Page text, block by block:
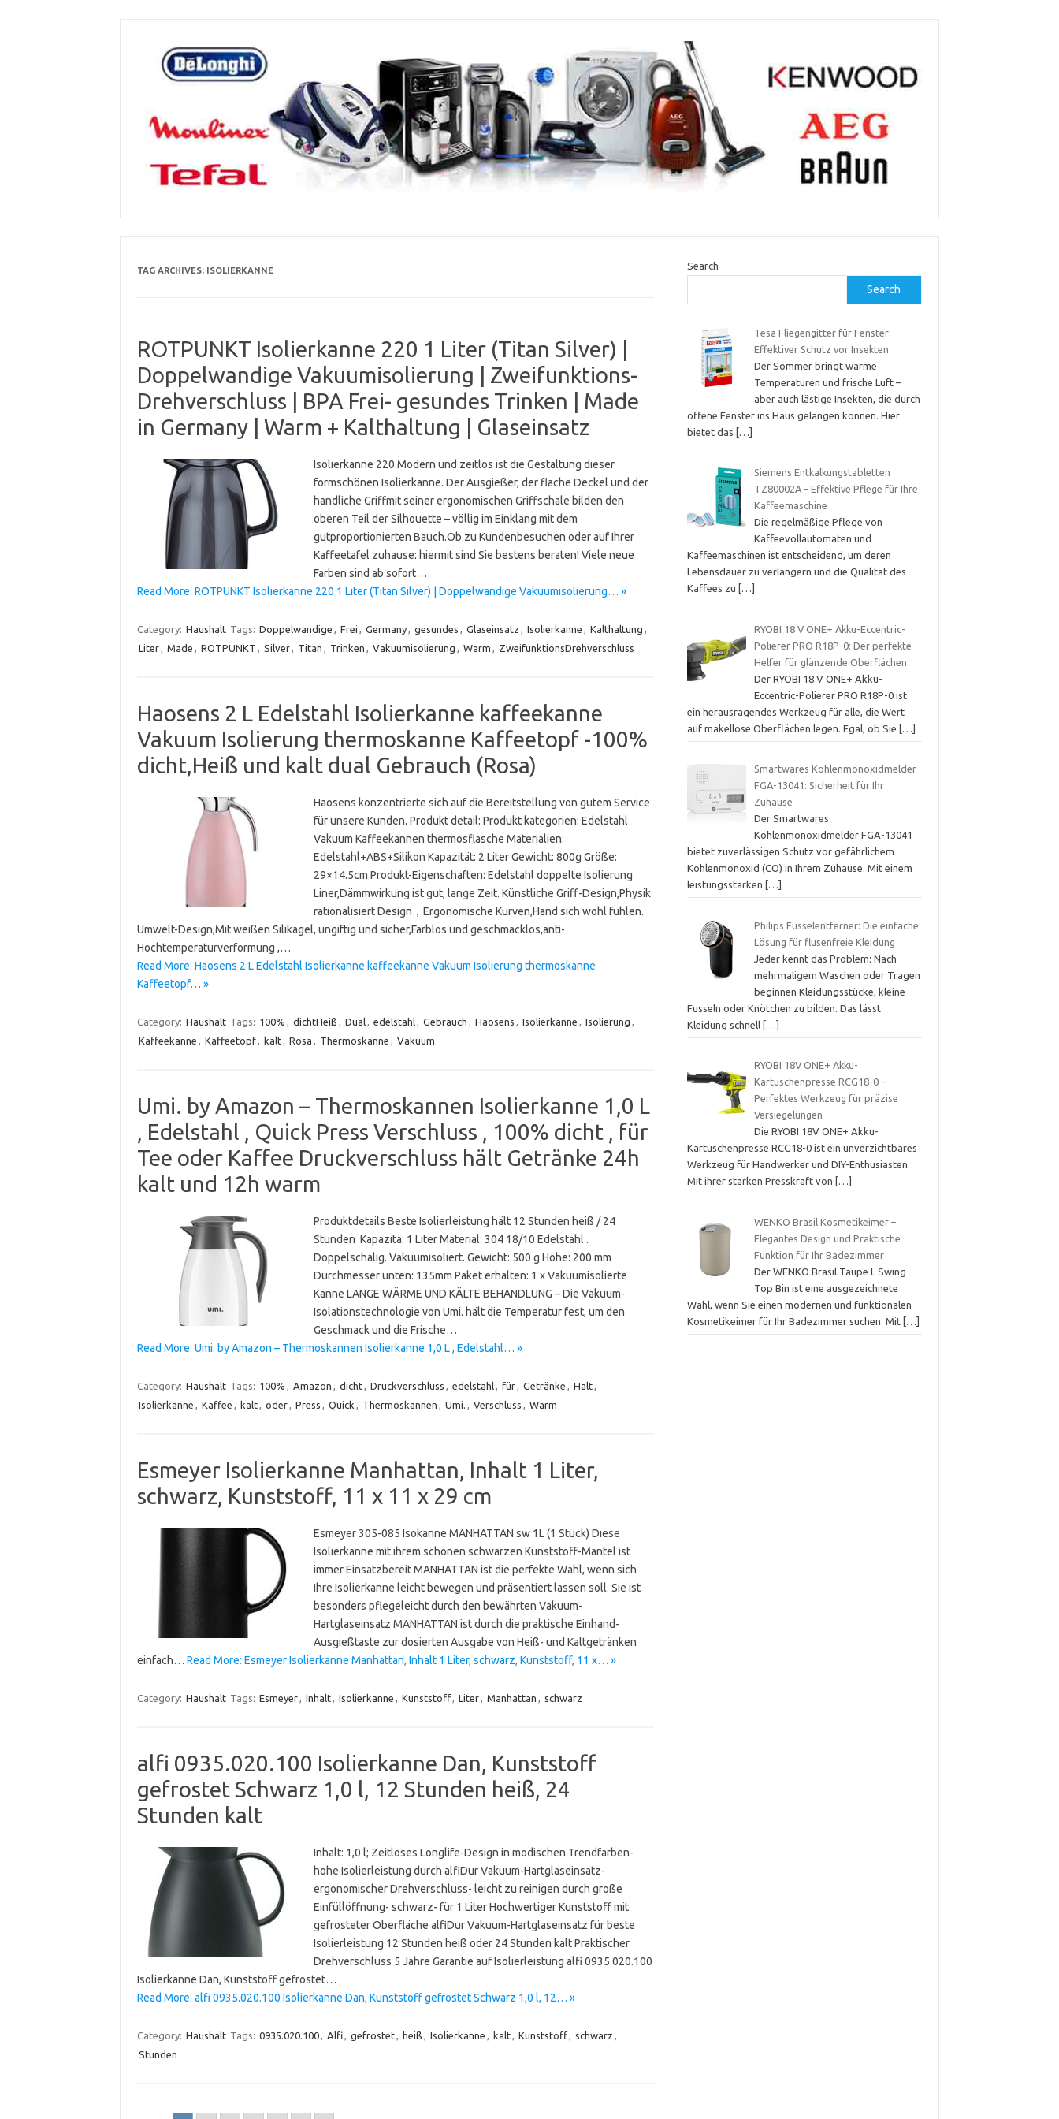
TAG ARCHIVES: ISOLIERKANNE
ROTPUNKT Isolierkanne 220 1 Liter (Titan Silver) |
Doppelwandige Vakuumisolierung | Zweifunktions-
Drehverschluss | BPA Frei- gesundes Trinken | Made
in Germany | Warm + Kalthaltung | Glaseinsatz
Isolierkanne 220 Modern und zeitlos ist die Gestaltung dieser
formschönen Isolierkanne. Der Ausgießer, der flache Deckel und der
handliche Griffmit seiner ergonomischen Griffschale bilden den
oberen Teil der Silhouette – völlig im Einklang mit dem
gutproportionierten Bauch.Ob zu Kundenbesuchen oder auf Ihrer
Kaffeetafel zuhause: hiermit sind Sie bestens beraten! Viele neue
Farben sind ab sofort…
Read More: ROTPUNKT Isolierkanne 220 1 Liter (Titan Silver) | Doppelwandige Vakuumisolierung… »
Category: Haushalt Tags: Doppelwandige , Frei , Germany, gesundes , Glaseinsatz , Isolierkanne , Kalthaltung ,
Liter, Made , ROTPUNKT , Silver, Titan , Trinken , Vakuumisolierung , Warm , ZweifunktionsDrehverschluss
Haosens 2 L Edelstahl Isolierkanne kaffeekanne
Vakuum Isolierung thermoskanne Kaffeetopf -100%
dicht,Heiß und kalt dual Gebrauch (Rosa)
Haosens konzentrierte sich auf die Bereitstellung von gutem Service
für unsere Kunden. Produkt detail: Produkt kategorien: Edelstahl
Vakuum Kaffeekannen thermosflasche Materialien:
Edelstahl+ABS+Silikon Kapazität: 2 Liter Gewicht: 800g Größe:
29×14.5cm Produkt-Eigenschaften: Edelstahl doppelte Isolierung
Liner,Dämmwirkung ist gut, lange Zeit. Künstliche Griff-Design,Physik
rationalisiert Design，Ergonomische Kurven,Hand sich wohl fühlen.
Umwelt-Design,Mit weißen Silikagel, ungiftig und sicher,Farblos und geschmacklos,anti-
Hochtemperaturverformung ,…
Read More: Haosens 2 L Edelstahl Isolierkanne kaffeekanne Vakuum Isolierung thermoskanne
Kaffeetopf… »
Category: Haushalt Tags: 100% , dichtHeiß , Dual, edelstahl, Gebrauch , Haosens , Isolierkanne , Isolierung ,
Kaffeekanne , Kaffeetopf, kalt, Rosa , Thermoskanne , Vakuum
Umi. by Amazon – Thermoskannen Isolierkanne 1,0 L
, Edelstahl , Quick Press Verschluss , 100% dicht , für
Tee oder Kaffee Druckverschluss hält Getränke 24h
kalt und 12h warm
Produktdetails Beste Isolierleistung hält 12 Stunden heiß / 24
Stunden Kapazitä: 1 Liter Material: 304 18/10 Edelstahl .
Doppelschalig. Vakuumisoliert. Gewicht: 500 g Höhe: 200 mm
Durchmesser unten: 135mm Paket erhalten: 1 x Vakuumisolierte
Kanne LANGE WÄRME UND KÄLTE BEHANDLUNG – Die Vakuum-
Isolationstechnologie von Umi. hält die Temperatur fest, um den
Geschmack und die Frische…
Read More: Umi. by Amazon – Thermoskannen Isolierkanne 1,0 L , Edelstahl… »
Category: Haushalt Tags: 100% , Amazon , dicht, Druckverschluss , edelstahl, für, Getränke , Halt,
Isolierkanne , Kaffee , kalt, oder, Press , Quick , Thermoskannen , Umi. , Verschluss , Warm
Esmeyer Isolierkanne Manhattan, Inhalt 1 Liter,
schwarz, Kunststoff, 11 x 11 x 29 cm
Esmeyer 305-085 Isokanne MANHATTAN sw 1L (1 Stück) Diese
Isolierkanne mit ihrem schönen schwarzen Kunststoff-Mantel ist
immer Einsatzbereit MANHATTAN ist die perfekte Wahl, wenn sich
Ihre Isolierkanne leicht bewegen und präsentiert lassen soll. Sie ist
besonders pflegeleicht durch den bewährten Vakuum-
Hartglaseinsatz MANHATTAN ist durch die praktische Einhand-
Ausgießtaste zur dosierten Ausgabe von Heiß- und Kaltgetränken
einfach… Read More: Esmeyer Isolierkanne Manhattan, Inhalt 1 Liter, schwarz, Kunststoff, 11 x… »
Category: Haushalt Tags: Esmeyer, Inhalt, Isolierkanne , Kunststoff, Liter, Manhattan , schwarz
alfi 0935.020.100 Isolierkanne Dan, Kunststoff
gefrostet Schwarz 1,0 l, 12 Stunden heiß, 24
Stunden kalt
Inhalt: 1,0 l; Zeitloses Longlife-Design in modischen Trendfarben-
hohe Isolierleistung durch alfiDur Vakuum-Hartglaseinsatz-
ergonomischer Drehverschluss- leicht zu reinigen durch große
Einfüllöffnung- schwarz- für 1 Liter Hochwertiger Kunststoff mit
gefrosteter Oberfläche alfiDur Vakuum-Hartglaseinsatz für beste
Isolierleistung 12 Stunden heiß oder 24 Stunden kalt Praktischer
Drehverschluss 5 Jahre Garantie auf Isolierleistung alfi 0935.020.100
Isolierkanne Dan, Kunststoff gefrostet…
Read More: alfi 0935.020.100 Isolierkanne Dan, Kunststoff gefrostet Schwarz 1,0 l, 12… »
Category: Haushalt Tags: 0935.020.100, Alfi, gefrostet, heiß , Isolierkanne , kalt, Kunststoff, schwarz ,
Stunden
Search
Search
Tesa Fliegengitter für Fenster:
Effektiver Schutz vor Insekten
Der Sommer bringt warme
Temperaturen und frische Luft –
aber auch lästige Insekten, die durch
offene Fenster ins Haus gelangen können. Hier
bietet das
[…]
Siemens Entkalkungstabletten
TZ80002A – Effektive Pflege für Ihre
Kaffeemaschine
Die regelmäßige Pflege von
Kaffeevollautomaten und
Kaffeemaschinen ist entscheidend, um deren
Lebensdauer zu verlängern und die Qualität des
Kaffees zu
[…]
RYOBI 18 V ONE+ Akku-Eccentric-
Polierer PRO R18P-0: Der perfekte
Helfer für glänzende Oberflächen
Der RYOBI 18 V ONE+ Akku-
Eccentric-Polierer PRO R18P-0 ist
ein herausragendes Werkzeug für alle, die Wert
auf makellose Oberflächen legen. Egal, ob Sie
[…]
Smartwares Kohlenmonoxidmelder
FGA-13041: Sicherheit für Ihr
Zuhause
Der Smartwares
Kohlenmonoxidmelder FGA-13041
bietet zuverlässigen Schutz vor gefährlichem
Kohlenmonoxid (CO) in Ihrem Zuhause. Mit einem
leistungsstarken
[…]
Philips Fusselentferner: Die einfache
Lösung für flusenfreie Kleidung
Jeder kennt das Problem: Nach
mehrmaligem Waschen oder Tragen
beginnen Kleidungsstücke, kleine
Fusseln oder Knötchen zu bilden. Das lässt
Kleidung schnell […]
RYOBI 18V ONE+ Akku-
Kartuschenpresse RCG18-0 –
Perfektes Werkzeug für präzise
Versiegelungen
Die RYOBI 18V ONE+ Akku-
Kartuschenpresse RCG18-0 ist ein unverzichtbares
Werkzeug für Handwerker und DIY-Enthusiasten.
Mit ihrer starken Presskraft von
[…]
WENKO Brasil Kosmetikeimer –
Elegantes Design und Praktische
Funktion für Ihr Badezimmer
Der WENKO Brasil Taupe L Swing
Top Bin ist eine ausgezeichnete
Wahl, wenn Sie einen modernen und funktionalen
Kosmetikeimer für Ihr Badezimmer suchen. Mit […]